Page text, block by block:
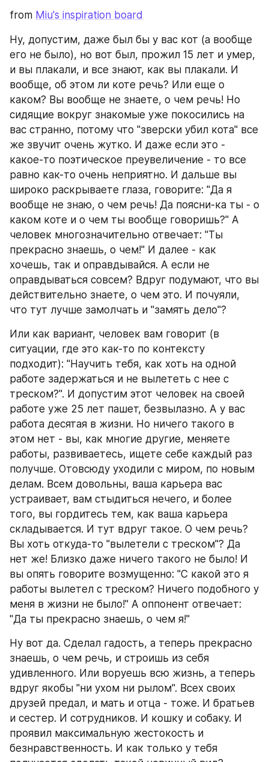
from Miu's inspiration board
Ну, допустим, даже был бы у вас кот (а вообще
его не было), но вот был, прожил 15 лет и умер,
и вы плакали, и все знают, как вы плакали. И
вообще, об этом ли коте речь? Или еще о
каком? Вы вообще не знаете, о чем речь! Но
сидящие вокруг знакомые уже покосились на
вас странно, потому что "зверски убил кота" все
же звучит очень жутко. И даже если это -
какое-то поэтическое преувеличение - то все
равно как-то очень неприятно. И дальше вы
широко раскрываете глаза, говорите: "Да я
вообще не знаю, о чем речь! Да поясни-ка ты - о
каком коте и о чем ты вообще говоришь?" А
человек многозначительно отвечает: "Ты
прекрасно знаешь, о чем!" И далее - как
хочешь, так и оправдывайся. А если не
оправдываться совсем? Вдруг подумают, что вы
действительно знаете, о чем это. И почуяли,
что тут лучше замолчать и "замять дело"?
Или как вариант, человек вам говорит (в
ситуации, где это как-то по контексту
подходит): "Научить тебя, как хоть на одной
работе задержаться и не вылететь с нее с
треском?". И допустим этот человек на своей
работе уже 25 лет пашет, безвылазно. А у вас
работа десятая в жизни. Но ничего такого в
этом нет - вы, как многие другие, меняете
работы, развиваетесь, ищете себе каждый раз
получше. Отовсюду уходили с миром, по новым
делам. Всем довольны, ваша карьера вас
устраивает, вам стыдиться нечего, и более
того, вы гордитесь тем, как ваша карьера
складывается. И тут вдруг такое. О чем речь?
Вы хоть откуда-то "вылетели с треском"? Да
нет же! Близко даже ничего такого не было! И
вы опять говорите возмущенно: "С какой это я
работы вылетел с треском? Ничего подобного у
меня в жизни не было!" А оппонент отвечает:
"Да ты прекрасно знаешь, о чем я!"
Ну вот да. Сделал гадость, а теперь прекрасно
знаешь, о чем речь, и строишь из себя
удивленного. Или воруешь всю жизнь, а теперь
вдруг якобы "ни ухом ни рылом". Всех своих
друзей предал, и мать и отца - тоже. И братьев
и сестер. И сотрудников. И кошку и собаку. И
проявил максимальную жестокость и
безнравственность. И как только у тебя